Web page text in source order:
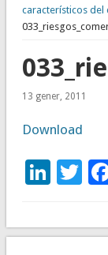
característicos
13 gener, 2011
Download